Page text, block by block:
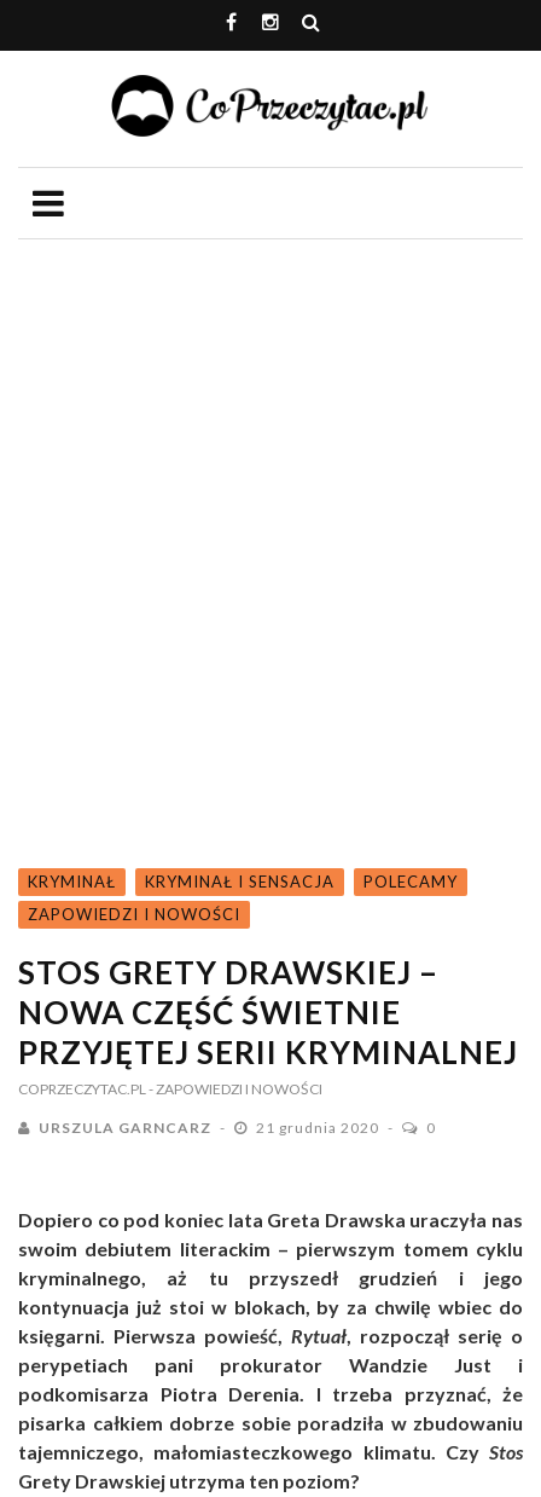
KRYMINAŁ KRYMINAŁ I SENSACJA
POLECAMY
ZAPOWIEDZI I NOWOŚCI
STOS GRETY DRAWSKIEJ –
NOWA CZĘŚĆ ŚWIETNIE
PRZYJĘTEJ SERII KRYMINALNEJ
COPRZECZYTAC.PL - ZAPOWIEDZI I NOWOŚCI
URSZULA GARNCARZ 21 grudnia 2020 0
Dopiero co pod koniec lata Greta Drawska uraczyła nas
swoim debiutem literackim – pierwszym tomem cyklu
kryminalnego, aż tu przyszedł grudzień i jego
kontynuacja już stoi w blokach, by za chwilę wbiec do
księgarni. Pierwsza powieść, Rytuał, rozpoczął serię o
perypetiach pani prokurator Wandzie Just i
podkomisarza Piotra Derenia. I trzeba przyznać, że
pisarka całkiem dobrze sobie poradziła w zbudowaniu
tajemniczego, małomiasteczkowego klimatu. Czy Stos
Grety Drawskiej utrzyma ten poziom?